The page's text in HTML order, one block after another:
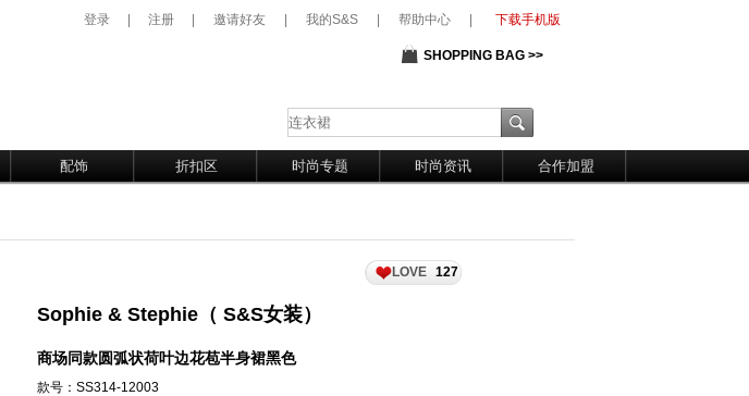
下载手机版
登录 注册 邀请好友 我的S&S 帮助中心
SHOPPING BAG >>
配饰 折扣区 时尚专题 时尚资讯 合作加盟
LOVE 127
Sophie & Stephie（ S&S女装）
商场同款圆弧状荷叶边花苞半身裙黑色
款号：SS314-12003